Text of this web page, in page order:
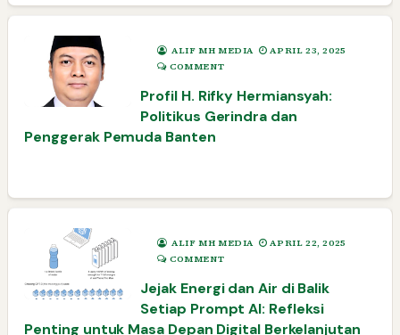
ALIF MH MEDIA
APRIL 23, 2025
COMMENT
Profil H. Rifky Hermiansyah:
Politikus Gerindra dan
Penggerak Pemuda Banten
ALIF MH MEDIA
APRIL 22, 2025
COMMENT
Jejak Energi dan Air di Balik
Setiap Prompt AI: Refleksi
Penting untuk Masa Depan Digital Berkelanjutan